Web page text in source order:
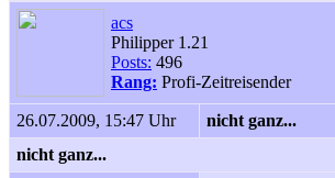
acs
Philipper 1.21
Posts: 496
Rang: Profi-Zeitreisender
26.07.2009, 15:47 Uhr
nicht ganz...
nicht ganz...